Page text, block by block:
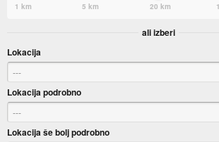
1 km 5 km 20 km
ali izberi
Lokacija
---
Lokacija podrobno
---
Lokacija še bolj podrobno